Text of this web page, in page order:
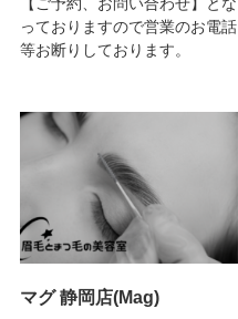
【ご予約、お問い合わせ】とな
っておりますので営業のお電話
等お断りしております。
マグ 静岡店(Mag)